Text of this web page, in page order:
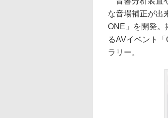
な音場補正が出
ONE」を開発。
るAVイベント
ラリー。